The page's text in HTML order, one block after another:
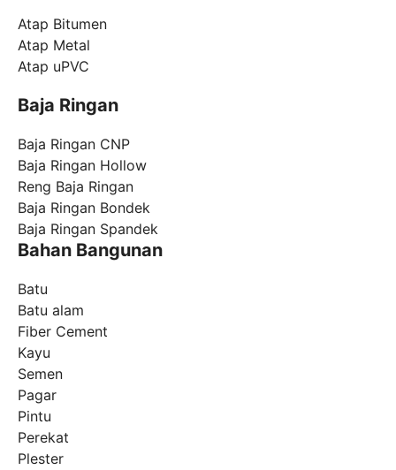
Atap Bitumen
Atap Metal
Atap uPVC
Baja Ringan
Baja Ringan CNP
Baja Ringan Hollow
Reng Baja Ringan
Baja Ringan Bondek
Baja Ringan Spandek
Bahan Bangunan
Batu
Batu alam
Fiber Cement
Kayu
Semen
Pagar
Pintu
Perekat
Plester